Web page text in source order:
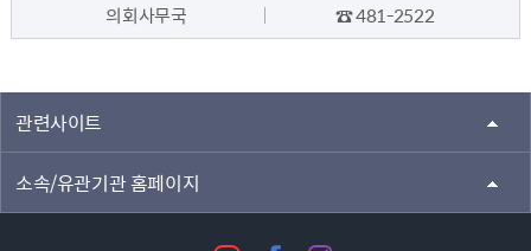
의회사무국 ☎ 481-2522
관련사이트
소속/유관기관 홈페이지